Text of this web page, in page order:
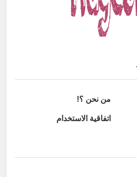
من نحن ؟!
اتفاقية الاستخدام